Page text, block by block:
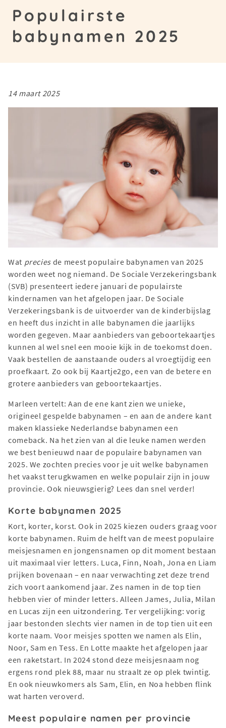
Populairste
babynamen 2025
14 maart 2025
Wat precies de meest populaire babynamen van 2025
worden weet nog niemand. De Sociale Verzekeringsbank
(SVB) presenteert iedere januari de populairste
kindernamen van het afgelopen jaar. De Sociale
Verzekeringsbank is de uitvoerder van de kinderbijslag
en heeft dus inzicht in alle babynamen die jaarlijks
worden gegeven. Maar aanbieders van geboortekaartjes
kunnen al wel snel een mooie kijk in de toekomst doen.
Vaak bestellen de aanstaande ouders al vroegtijdig een
proefkaart. Zo ook bij Kaartje2go, een van de betere en
grotere aanbieders van geboortekaartjes.
Marleen vertelt: Aan de ene kant zien we unieke,
origineel gespelde babynamen – en aan de andere kant
maken klassieke Nederlandse babynamen een
comeback. Na het zien van al die leuke namen werden
we best benieuwd naar de populaire babynamen van
2025. We zochten precies voor je uit welke babynamen
het vaakst terugkwamen en welke populair zijn in jouw
provincie. Ook nieuwsgierig? Lees dan snel verder!
Korte babynamen 2025
Kort, korter, korst. Ook in 2025 kiezen ouders graag voor
korte babynamen. Ruim de helft van de meest populaire
meisjesnamen en jongensnamen op dit moment bestaan
uit maximaal vier letters. Luca, Finn, Noah, Jona en Liam
prijken bovenaan – en naar verwachting zet deze trend
zich voort aankomend jaar. Zes namen in de top tien
hebben vier of minder letters. Alleen James, Julia, Milan
en Lucas zijn een uitzondering. Ter vergelijking: vorig
jaar bestonden slechts vier namen in de top tien uit een
korte naam. Voor meisjes spotten we namen als Elin,
Noor, Sam en Tess. En Lotte maakte het afgelopen jaar
een raketstart. In 2024 stond deze meisjesnaam nog
ergens rond plek 88, maar nu straalt ze op plek twintig.
En ook nieuwkomers als Sam, Elin, en Noa hebben flink
wat harten veroverd.
Meest populaire namen per provincie